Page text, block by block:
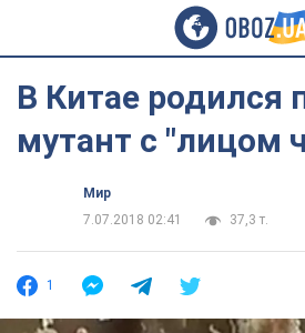
В Китае родился
мутант с "лицом
Мир
7.07.2018 02:41
37,3 т.
1